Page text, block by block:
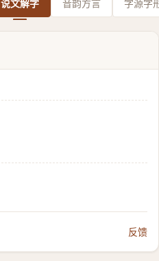
说文解字 音韵方言 字源字
反馈